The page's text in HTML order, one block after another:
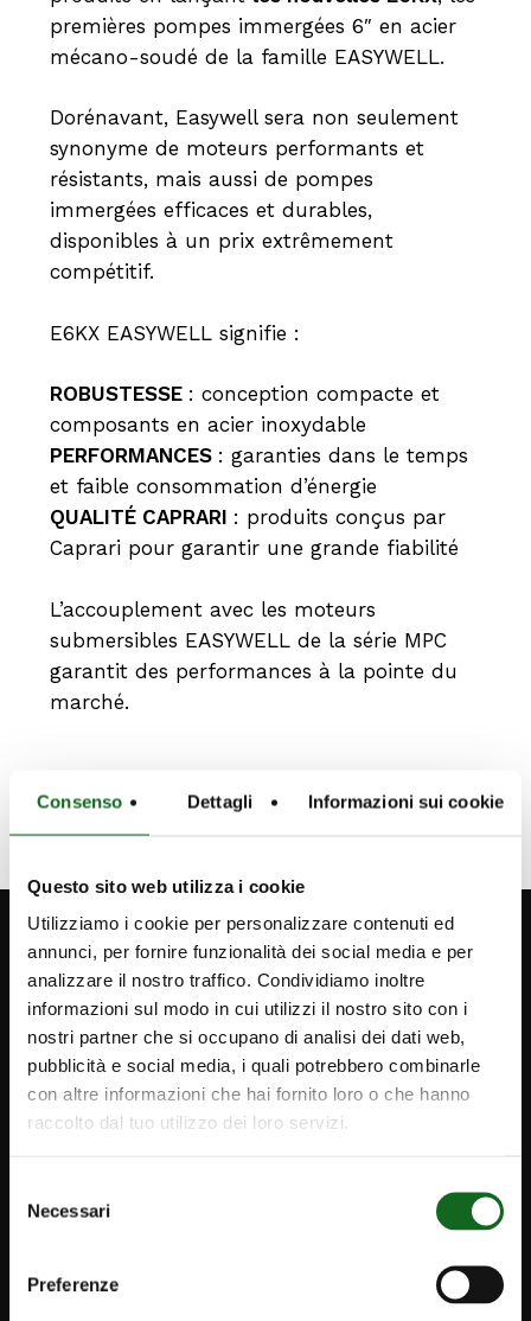
Consenso Dettagli Informazioni sui cookie
Questo sito web utilizza i cookie
Utilizziamo i cookie per personalizzare contenuti ed
annunci, per fornire funzionalità dei social media e per
analizzare il nostro traffico. Condividiamo inoltre
informazioni sul modo in cui utilizzi il nostro sito con i
nostri partner che si occupano di analisi dei dati web,
pubblicità e social media, i quali potrebbero combinarle
con altre informazioni che hai fornito loro o che hanno
raccolto dal tuo utilizzo dei loro servizi.
delNecessari
Preferenze
premières pompes immergées 6″ en acier
mécano-soudé de la famille EASYWELL.
Dorénavant, Easywell sera non seulement
synonyme de moteurs performants et
résistants, mais aussi de pompes
immergées efficaces et durables,
disponibles à un prix extrêmement
compétitif.
E6KX EASYWELL signifie :
ROBUSTESSE : conception compacte et
composants en acier inoxydable
PERFORMANCES : garanties dans le temps
et faible consommation d’énergie
QUALITÉ CAPRARI : produits conçus par
Caprari pour garantir une grande fiabilité
L’accouplement avec les moteurs
submersibles EASYWELL de la série MPC
garantit des performances à la pointe du
marché.